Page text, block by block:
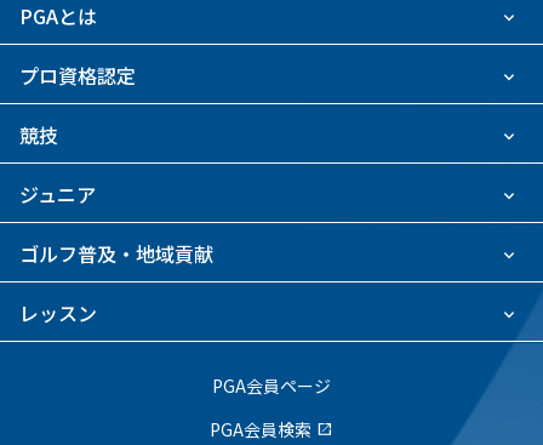
PGAとは
プロ資格認定
競技
ジュニア
ゴルフ普及・地域貢献
レッスン
PGA会員ページ
PGA会員検索 open_in_new